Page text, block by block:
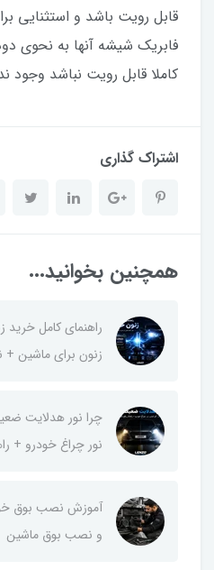
قابل رويت باشد و استثنايي
فابريك شيشه آنها به نحوي
كاملا قابل رويت نباشد وجود
اشتراک گذاری
همچنین بخوانید...
راهنمای کامل خرید
زنون برای ماشین
نور چراغ خودرو +
آموزش نصب بوق
و نصب بوق ماشین